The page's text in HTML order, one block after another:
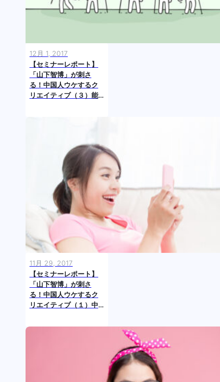
12月 1, 2017
【セミナーレポート】
「山下智博」が刺さ
る！中国人ウケするク
リエイティブ（３）能
11月 29, 2017
【セミナーレポート】
「山下智博」が刺さ
る！中国人ウケするク
リエイティブ（１）中
ツ主導